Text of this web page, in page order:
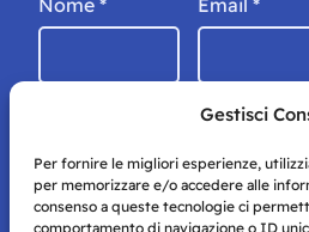
Gestisci
Per fornire le migliori esperienze,
per memorizzare e/o accedere alle
consenso a queste tecnologie ci
comportamento di navigazione o ID
Nome * Email *